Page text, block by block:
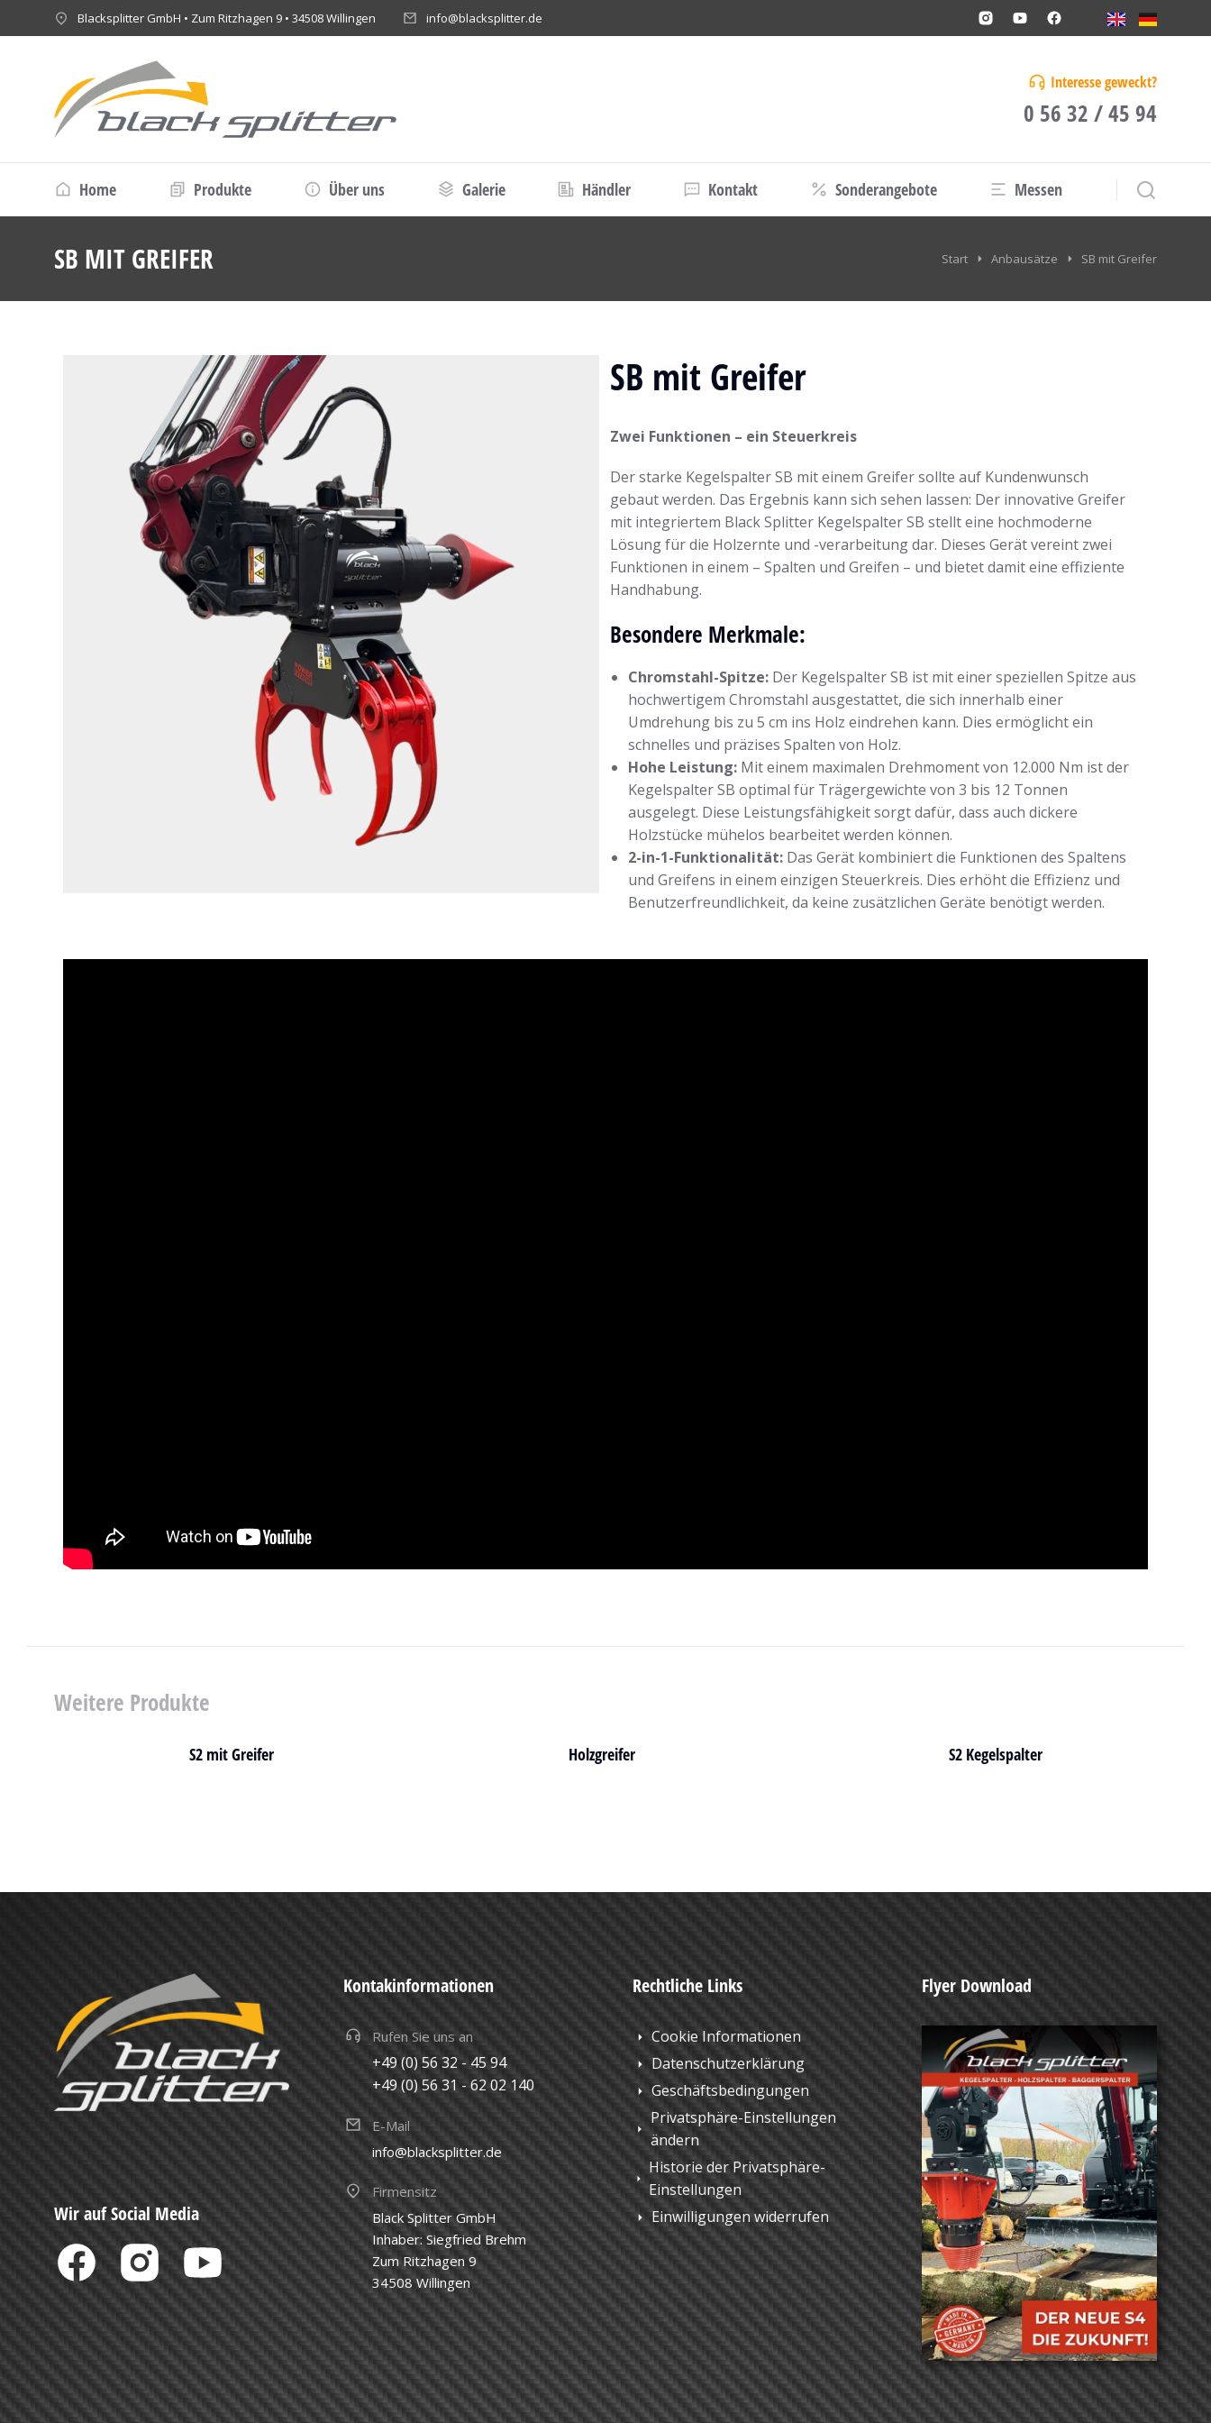
Blacksplitter GmbH • Zum Ritzhagen 9 • 34508 Willingen info@blacksplitter.de
Interesse geweckt?
0 56 32 / 45 94
Home Produkte Über uns Galerie Händler Kontakt Sonderangebote Messen
SB MIT GREIFER Start Anbausätze SB mit Greifer
SB mit Greifer
Zwei Funktionen – ein Steuerkreis
Der starke Kegelspalter SB mit einem Greifer sollte auf Kundenwunsch
gebaut werden. Das Ergebnis kann sich sehen lassen: Der innovative Greifer
mit integriertem Black Splitter Kegelspalter SB stellt eine hochmoderne
Lösung für die Holzernte und -verarbeitung dar. Dieses Gerät vereint zwei
Funktionen in einem – Spalten und Greifen – und bietet damit eine effiziente
Handhabung.
Besondere Merkmale:
Chromstahl-Spitze:Der Kegelspalter SB ist mit einer speziellen Spitze aus
hochwertigem Chromstahl ausgestattet, die sich innerhalb einer
Umdrehung bis zu 5 cm ins Holz eindrehen kann. Dies ermöglicht ein
schnelles und präzises Spalten von Holz.
Hohe Leistung:Mit einem maximalen Drehmoment von 12.000 Nm ist der
Kegelspalter SB optimal für Trägergewichte von 3 bis 12 Tonnen
ausgelegt. Diese Leistungsfähigkeit sorgt dafür, dass auch dickere
Holzstücke mühelos bearbeitet werden können.
2-in-1-Funktionalität:Das Gerät kombiniert die Funktionen des Spaltens
und Greifens in einem einzigen Steuerkreis. Dies erhöht die Effizienz und
Benutzerfreundlichkeit, da keine zusätzlichen Geräte benötigt werden.
Weitere Produkte
S2 mit Greifer Holzgreifer S2 Kegelspalter
Wir auf Social Media
Kontakinformationen
Rufen Sie uns an
+49 (0) 56 32 - 45 94
+49 (0) 56 31 - 62 02 140
E-Mail
info@blacksplitter.de
Firmensitz
Black Splitter GmbH
Inhaber: Siegfried Brehm
Zum Ritzhagen 9
34508 Willingen
Rechtliche Links
Cookie Informationen
Datenschutzerklärung
Geschäftsbedingungen
Privatsphäre-Einstellungen
ändern
Historie der Privatsphäre-
Einstellungen
Einwilligungen widerrufen
Flyer Download